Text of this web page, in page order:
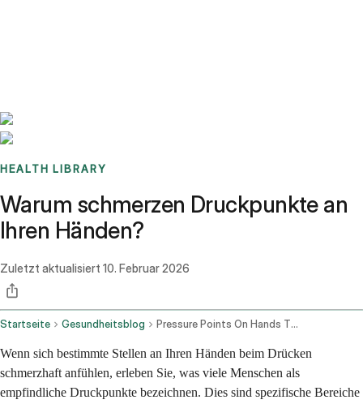
HEALTH LIBRARY
Warum schmerzen Druckpunkte an
Ihren Händen?
Zuletzt aktualisiert 10. Februar 2026
Startseite Gesundheitsblog Pressure Points On Hands That Hurt
Wenn sich bestimmte Stellen an Ihren Händen beim Drücken
schmerzhaft anfühlen, erleben Sie, was viele Menschen als
empfindliche Druckpunkte bezeichnen. Dies sind spezifische Bereiche